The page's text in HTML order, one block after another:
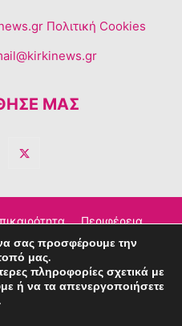
Πολιτική Cookies
ΜΑΣ
Περιφέρεια
Διαφημιστείτε
σας προσφέρουμε την
μας.
πληροφορίες σχετικά με
ή να τα απενεργοποιήσετε